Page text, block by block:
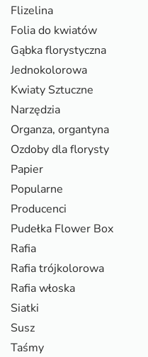
Flizelina
Folia do kwiatów
Gąbka florystyczna
Jednokolorowa
Kwiaty Sztuczne
Narzędzia
Organza, organtyna
Ozdoby dla florysty
Papier
Popularne
Producenci
Pudełka Flower Box
Rafia
Rafia trójkolorowa
Rafia włoska
Siatki
Susz
Taśmy